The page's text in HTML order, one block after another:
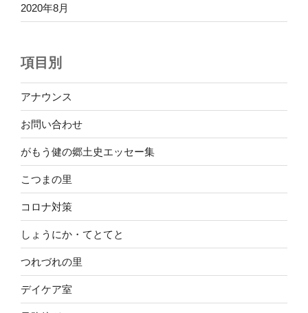
2020年8月
項目別
アナウンス
お問い合わせ
がもう健の郷土史エッセー集
こつまの里
コロナ対策
しょうにか・てとてと
つれづれの里
デイケア室